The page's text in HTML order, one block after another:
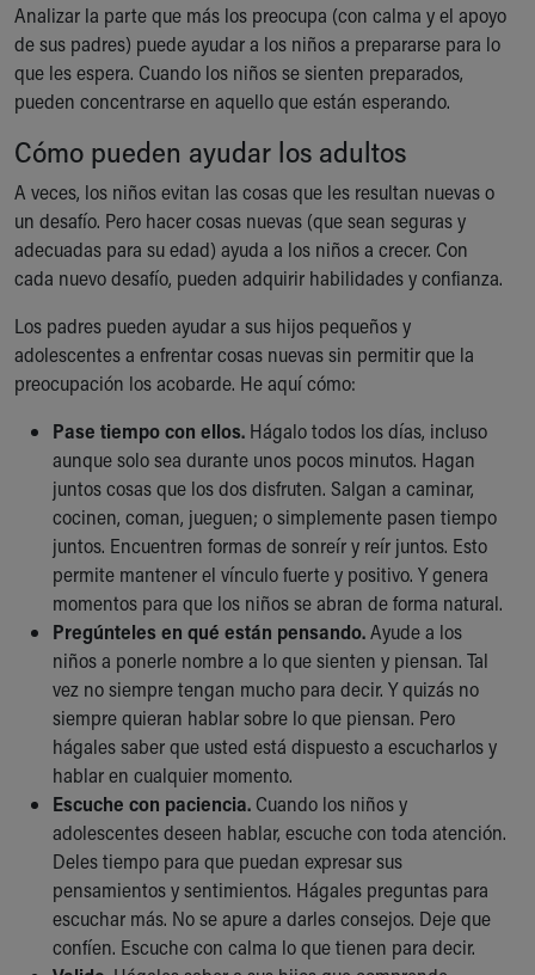
Connect With Us
Our Culture of Caring
Newsroom
Our Leadership
Unity and Engagement
Women's Board
Our History
More childhood, please.™
Cincinnati Children's
MyChart Telehealth Visits
Directions
Doggie Brigade
Financial Services
Rest Accommodations
Visiting
Gift Shop
Department of Public Safety
Health Info
Health Information
Healthy Info, Healthy Kids
Inside Children's Blog
KidsHealth Topics
Family Library
Educational Resources
Injury Prevention
Medical Records
Symptom Checker
Skip to main content
Analizar la parte que más los preocupa (con calma y el apoyo
de sus padres) puede ayudar a los niños a prepararse para lo
que les espera. Cuando los niños se sienten preparados,
pueden concentrarse en aquello que están esperando.
Cómo pueden ayudar los adultos
A veces, los niños evitan las cosas que les resultan nuevas o
un desafío. Pero hacer cosas nuevas (que sean seguras y
adecuadas para su edad) ayuda a los niños a crecer. Con
cada nuevo desafío, pueden adquirir habilidades y confianza.
Los padres pueden ayudar a sus hijos pequeños y
adolescentes a enfrentar cosas nuevas sin permitir que la
preocupación los acobarde. He aquí cómo:
Pase tiempo con ellos. Hágalo todos los días, incluso
aunque solo sea durante unos pocos minutos. Hagan
juntos cosas que los dos disfruten. Salgan a caminar,
cocinen, coman, jueguen; o simplemente pasen tiempo
juntos. Encuentren formas de sonreír y reír juntos. Esto
permite mantener el vínculo fuerte y positivo. Y genera
momentos para que los niños se abran de forma natural.
Pregúnteles en qué están pensando.Ayude a los
niños a ponerle nombre a lo que sienten y piensan. Tal
vez no siempre tengan mucho para decir. Y quizás no
siempre quieran hablar sobre lo que piensan. Pero
hágales saber que usted está dispuesto a escucharlos y
hablar en cualquier momento.
Escuche con paciencia. Cuando los niños y
adolescentes deseen hablar, escuche con toda atención.
Deles tiempo para que puedan expresar sus
pensamientos y sentimientos. Hágales preguntas para
escuchar más. No se apure a darles consejos. Deje que
confíen. Escuche con calma lo que tienen para decir.